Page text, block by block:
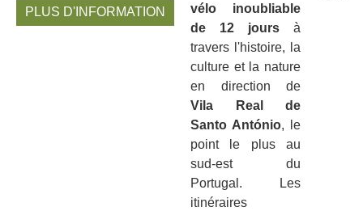
PLUS D'INFORMATION
vélo inoubliable
de 12 jours à
travers l'histoire, la
culture et la nature
en direction de
Vila Real de
Santo António, le
point le plus au
sud-est du
Portugal. Les
itinéraires